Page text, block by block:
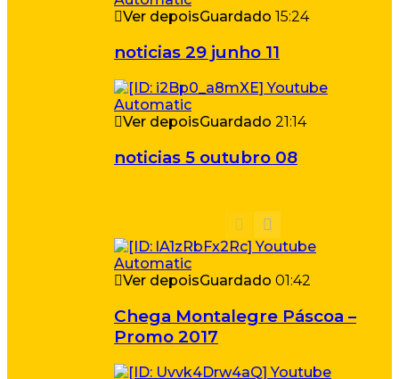
Ver depoisGuardado 15:24
noticias 29 junho 11
Ver depoisGuardado 21:14
noticias 5 outubro 08
Ver depoisGuardado 01:42
Chega Montalegre Páscoa –
Promo 2017